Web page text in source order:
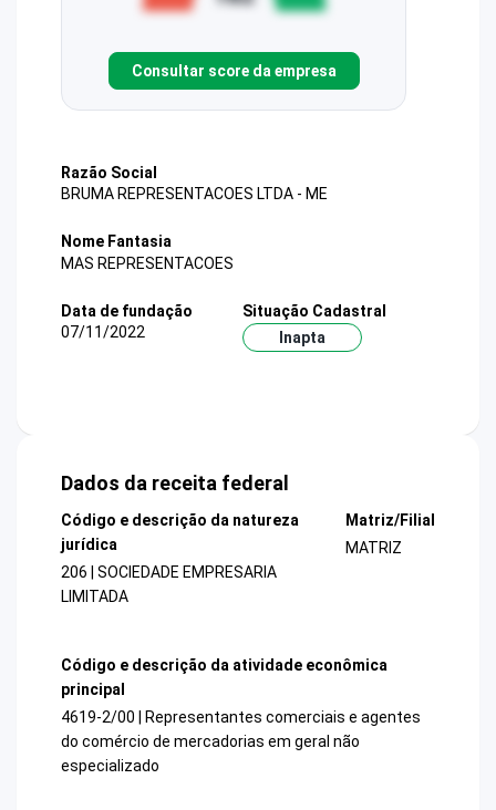
Consultar score da empresa
Razão Social
BRUMA REPRESENTACOES LTDA - ME
Nome Fantasia
MAS REPRESENTACOES
Data de fundação
07/11/2022
Situação Cadastral
Inapta
Dados da receita federal
Código e descrição da natureza
jurídica
206 | SOCIEDADE EMPRESARIA
LIMITADA
Matriz/Filial
MATRIZ
Código e descrição da atividade econômica
principal
4619-2/00 | Representantes comerciais e agentes
do comércio de mercadorias em geral não
especializado